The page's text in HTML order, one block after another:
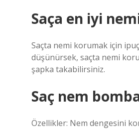
Saça en iyi
Saçta nemi korumak için
düşünürsek, saçta nemi
şapka takabilirsiniz.
Saç nem
Özellikler: Nem dengesini